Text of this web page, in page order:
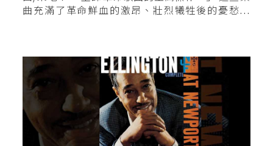
曲充滿了革命鮮血的激昂、壯烈犧牲後的憂愁哀